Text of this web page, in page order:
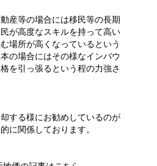
産等の場合には移民等の長期
が高度なスキルを持って高い
場所が高くなっているという
の場合にはその様なインバウ
を引っ張るという程の力強さ
する様にお勧めしているのが
に関係しております。